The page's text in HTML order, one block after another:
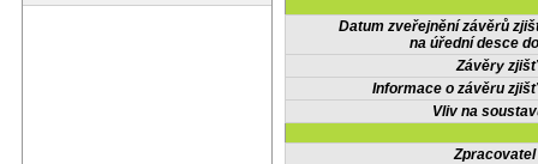
Datum zveřejnění závěrů
na úřední desce
Závěry
Informace o závěru
Vliv na